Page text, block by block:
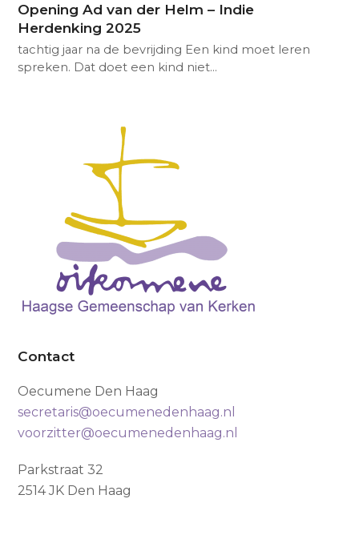
Opening Ad van der Helm – Indie
Herdenking 2025
tachtig jaar na de bevrijding Een kind moet leren
spreken. Dat doet een kind niet…
Contact
Oecumene Den Haag
secretaris@oecumenedenhaag.nl
voorzitter@oecumenedenhaag.nl
Parkstraat 32
2514 JK Den Haag